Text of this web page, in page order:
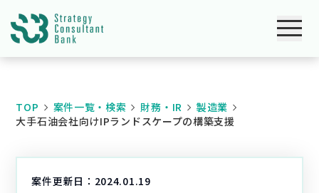
TOP 案件一覧・検索 財務・IR
製造業
大手石油会社向けIPランドスケープの構築支援
案件更新日： 2024.01.19